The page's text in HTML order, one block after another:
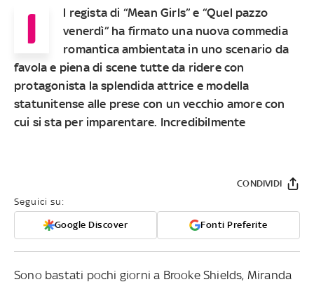
I
l regista di “Mean Girls” e “Quel pazzo
venerdì” ha firmato una nuova commedia
romantica ambientata in uno scenario da
favola e piena di scene tutte da ridere con
protagonista la splendida attrice e modella
statunitense alle prese con un vecchio amore con
cui si sta per imparentare. Incredibilmente
Seguici su:
Google Discover Fonti Preferite
CONDIVIDI
Sono bastati pochi giorni a Brooke Shields, Miranda